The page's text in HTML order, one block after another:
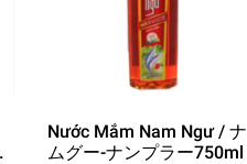
Nước Mắm Nam Ngư / ナ
ムグー-ナンプラー750ml